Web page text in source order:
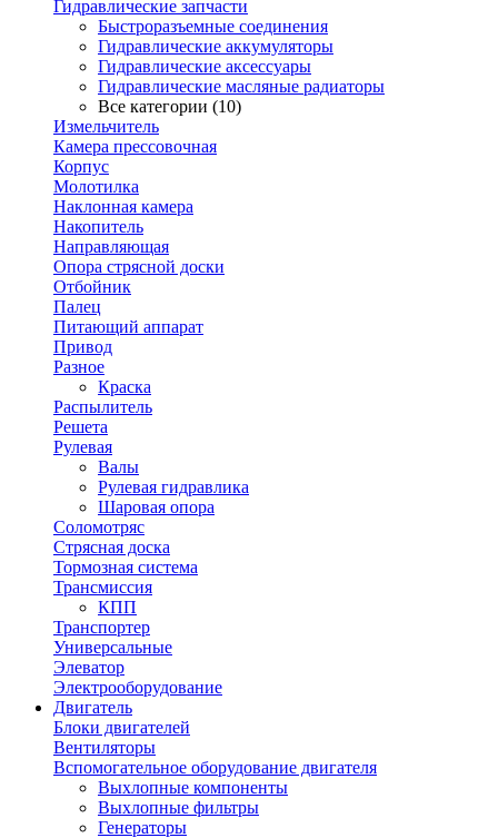
Гидравлические запчасти
Быстроразъемные соединения
Гидравлические аккумуляторы
Гидравлические аксессуары
Гидравлические масляные радиаторы
Все категории (10)
Измельчитель
Камера прессовочная
Корпус
Молотилка
Наклонная камера
Накопитель
Направляющая
Опора стрясной доски
Отбойник
Палец
Питающий аппарат
Привод
Разное
Краска
Распылитель
Решета
Рулевая
Валы
Рулевая гидравлика
Шаровая опора
Соломотряс
Стрясная доска
Тормозная система
Трансмиссия
КПП
Транспортер
Универсальные
Элеватор
Электрооборудование
Двигатель
Блоки двигателей
Вентиляторы
Вспомогательное оборудование двигателя
Выхлопные компоненты
Выхлопные фильтры
Генераторы